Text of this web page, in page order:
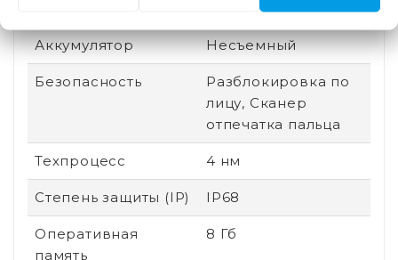
Аккумулятор Несъемный
Безопасность
Разблокировка по
лицу, Сканер
отпечатка пальца
Техпроцесс 4 нм
Степень защиты (IP) IP68
Оперативная
память
8 Гб